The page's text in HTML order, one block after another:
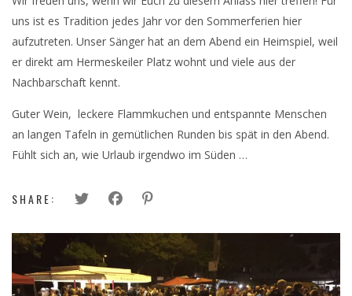
uns ist es Tradition jedes Jahr vor den Sommerferien hier
aufzutreten. Unser Sänger hat an dem Abend ein Heimspiel, weil
er direkt am Hermeskeiler Platz wohnt und viele aus der
Nachbarschaft kennt.
Guter Wein, leckere Flammkuchen und entspannte Menschen
an langen Tafeln in gemütlichen Runden bis spät in den Abend.
Fühlt sich an, wie Urlaub irgendwo im Süden …
SHARE: